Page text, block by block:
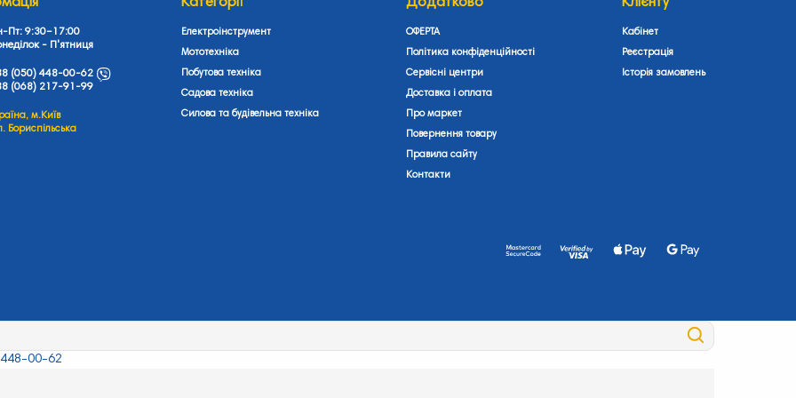
Пт: 9:30–17:00
- П'ятниця
(050) 448-00-62
(068) 217-91-99
м.Київ
Бориспільська
Електроінструмент
Мототехніка
Побутова техніка
Садова техніка
Силова та будівельна техніка
ОФЕРТА
Політика конфіденційності
Сервісні центри
Доставка і оплата
Про маркет
Повернення товару
Правила сайту
Контакти
Кабінет
Реєстрація
Історія замовлень
00-62